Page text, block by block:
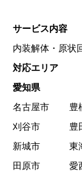
サービス内容
内装解体・原状
対応エリア
愛知県
名古屋市
豊
刈谷市
豊
新城市
東
田原市
愛